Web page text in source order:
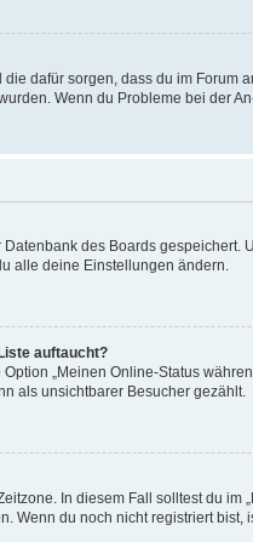
die dafür sorgen, dass du im
Wenn du Probleme bei der
des Boards
alle deine Einstellungen ändern.
auftaucht?
„Meinen Online-Status
als unsichtbarer Besucher gezählt.
In diesem Fall solltest du
du noch nicht registriert bist,